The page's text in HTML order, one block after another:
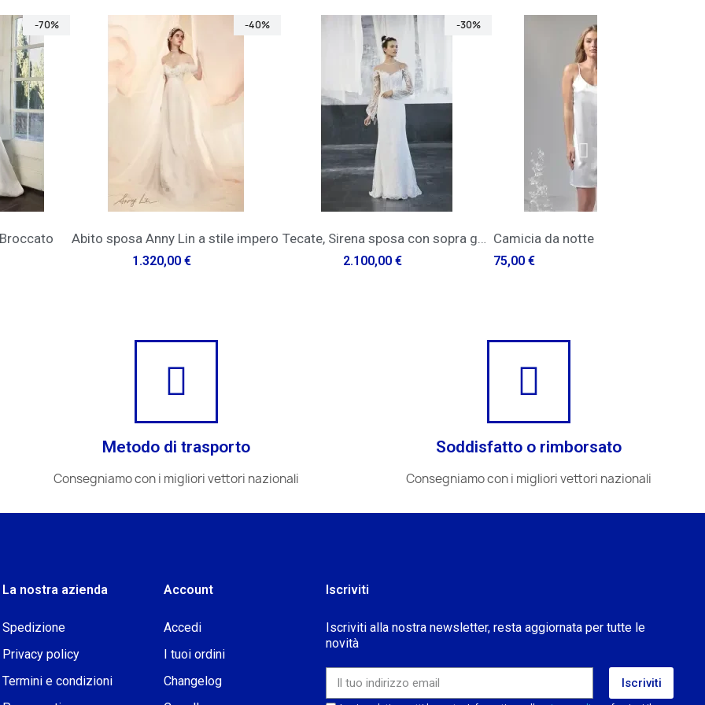
-40%
impero QUICK VIEW
-30%
Tecate, Sirena sposa con sopra gonna
2.100,00 €
QUICK VIEW
Camicia da notte QUICK VIEW
Kandace, sirena Sposa
2.900,00 €
Metodo di trasporto
Consegniamo con i migliori vettori nazionali
Soddisfatto o rimborsato
Consegniamo con i migliori vettori nazionali
La nostra azienda
Spedizione
Privacy policy
Termini e condizioni
Account
Accedi
I tuoi ordini
Changelog
Iscriviti
Iscriviti alla nostra newsletter, resta aggiornata per tutte le
novità
Iscriviti